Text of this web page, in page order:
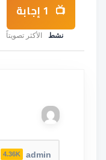
1إجابة
نشط الأكثر تصويتاً
admin
4.36K